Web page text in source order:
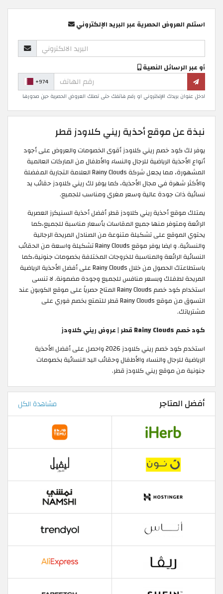
استلم العروض الحصرية عبر البريد الإلكتروني
أو عبر الرسائل النصية
+974
ادخل عنوان بريدك الإلكتروني او رقم هاتفك حتى تصلك العروض الحصرية حين صدورها
نبذة عن موقع أحذية ريني كلاودز قطر
يوفر لك كود خصم ريني كلاودز أقوى الخصومات والعروض على أجود
أنواع الأحذية الرياضية للرجال والنساء والأطفال من الماركات العالمية
المشهورة، مما يجعل شركة Rainy Clouds العلامة التجارية المفضلة
والأكثر شهرة في مجال الأحذية، كما يوفر لك ريني كلاودز حقائب يد
نسائية ذات جودة عالية وسعر مغري ومناسب للجميع.
يمتلك موقع أحذية ريني كلاودز قطر أفضل أحذية السنيكرز العصرية
الرائعة ومتوفر منها جميع المقاسات بأسعار مناسبة للجميع،كما
يحتوي الموقع على تشكيلة متنوعة من الصنادل المريحة الرجالية
والنسائية. و ايضا يوفر موقع Rainy Clouds تشكيلة واسعة من الحقائب
النسائية الرائعة والمناسبة للخروجات المختلفة بخصومات جنونية،كما
باستطاعتك الحصول من خلال Rainy Clouds على أفضل الأحذية الرياضية
المريحة لطفلك وبسعر منافس للجميع وجودة مضمونة. لا تنسى
استخدام كود خصم Rainy Clouds المتاح حصرياً على موقع الكوبون عند
التسوق من موقع Rainy Clouds قطر للتمتع بخصم فوري على
مشترياتك.
كود خصم Rainy Clouds قطر | عروض ريني كلاودز
استخدم كود خصم ريني كلاودز 2026 واحصل على أفضل الأحذية
الرياضية للرجال والنساء والأطفال وحقائب اليد النسائية بخصومات
جنونية من موقع ريني كلاودز قطر.
أفضل المتاجر مشاهدة الكل